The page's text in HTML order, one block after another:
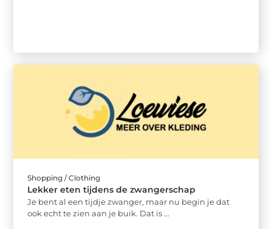
Shopping / Clothing
Lekker eten tijdens de zwangerschap
Je bent al een tijdje zwanger, maar nu begin je dat
ook echt te zien aan je buik. Dat is ...